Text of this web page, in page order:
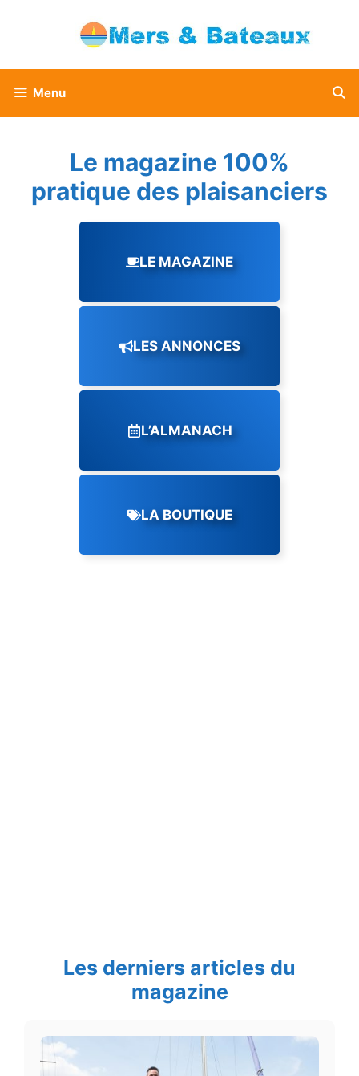
Menu
Le magazine 100%
pratique des plaisanciers
LE MAGAZINE
LES ANNONCES
L’ALMANACH
LA BOUTIQUE
Les derniers articles du
magazine